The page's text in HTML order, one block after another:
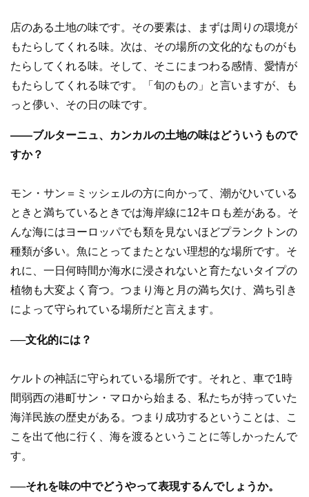
店のある土地の味です。その要素は、まずは周りの環境が
もたらしてくれる味。次は、その場所の文化的なものがも
たらしてくれる味。そして、そこにまつわる感情、愛情が
もたらしてくれる味です。「旬のもの」と言いますが、も
っと儚い、その日の味です。
――ブルターニュ、カンカルの土地の味はどういうもので
すか？
モン・サン＝ミッシェルの方に向かって、潮がひいている
ときと満ちているときでは海岸線に12キロも差がある。そ
んな海にはヨーロッパでも類を見ないほどプランクトンの
種類が多い。魚にとってまたとない理想的な場所です。そ
れに、一日何時間か海水に浸されないと育たないタイプの
植物も大変よく育つ。つまり海と月の満ち欠け、満ち引き
によって守られている場所だと言えます。
──文化的には？
ケルトの神話に守られている場所です。それと、車で1時
間弱西の港町サン・マロから始まる、私たちが持っていた
海洋民族の歴史がある。つまり成功するということは、こ
こを出て他に行く、海を渡るということに等しかったんで
す。
──それを味の中でどうやって表現するんでしょうか。